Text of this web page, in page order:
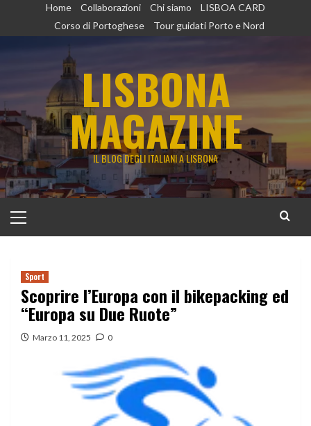
Home Collaborazioni Chi siamo
LISBOA CARD
Corso di Portoghese
Tour guidati Porto e Nord
LISBONA
MAGAZINE
IL BLOG DEGLI ITALIANI A LISBONA
principale
Sport
Scoprire l’Europa con il bikepacking ed
“Europa su Due Ruote”
Marzo 11, 2025 0